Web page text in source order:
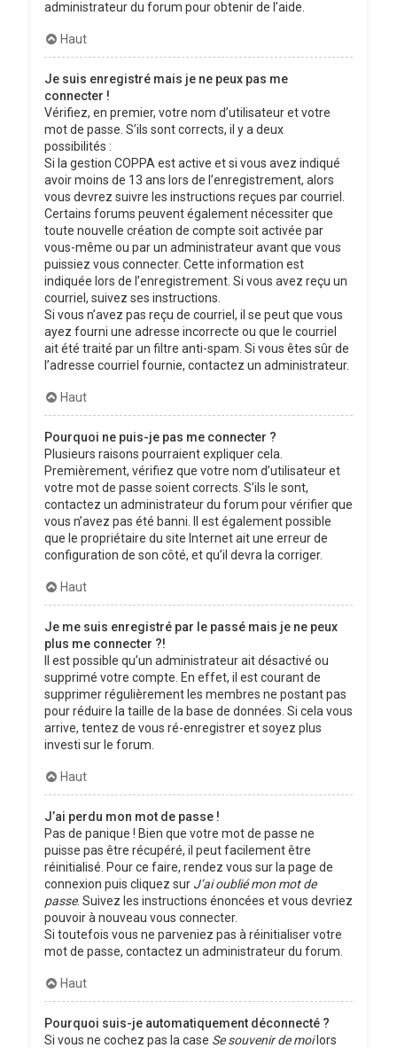
administrateur du forum pour obtenir de l’aide.
Haut
Je suis enregistré mais je ne peux pas me
connecter !
Vérifiez, en premier, votre nom d’utilisateur et votre
mot de passe. S’ils sont corrects, il y a deux
possibilités :
Si la gestion COPPA est active et si vous avez indiqué
avoir moins de 13 ans lors de l’enregistrement, alors
vous devrez suivre les instructions reçues par courriel.
Certains forums peuvent également nécessiter que
toute nouvelle création de compte soit activée par
vous-même ou par un administrateur avant que vous
puissiez vous connecter. Cette information est
indiquée lors de l’enregistrement. Si vous avez reçu un
courriel, suivez ses instructions.
Si vous n’avez pas reçu de courriel, il se peut que vous
ayez fourni une adresse incorrecte ou que le courriel
ait été traité par un filtre anti-spam. Si vous êtes sûr de
l’adresse courriel fournie, contactez un administrateur.
Haut
Pourquoi ne puis-je pas me connecter ?
Plusieurs raisons pourraient expliquer cela.
Premièrement, vérifiez que votre nom d’utilisateur et
votre mot de passe soient corrects. S’ils le sont,
contactez un administrateur du forum pour vérifier que
vous n’avez pas été banni. Il est également possible
que le propriétaire du site Internet ait une erreur de
configuration de son côté, et qu’il devra la corriger.
Haut
Je me suis enregistré par le passé mais je ne peux
plus me connecter ?!
Il est possible qu’un administrateur ait désactivé ou
supprimé votre compte. En effet, il est courant de
supprimer régulièrement les membres ne postant pas
pour réduire la taille de la base de données. Si cela vous
arrive, tentez de vous ré-enregistrer et soyez plus
investi sur le forum.
Haut
J’ai perdu mon mot de passe !
Pas de panique ! Bien que votre mot de passe ne
puisse pas être récupéré, il peut facilement être
réinitialisé. Pour ce faire, rendez vous sur la page de
connexion puis cliquez sur J’ai oublié mon mot de
passe. Suivez les instructions énoncées et vous devriez
pouvoir à nouveau vous connecter.
Si toutefois vous ne parveniez pas à réinitialiser votre
mot de passe, contactez un administrateur du forum.
Haut
Pourquoi suis-je automatiquement déconnecté ?
Si vous ne cochez pas la case Se souvenir de moilors